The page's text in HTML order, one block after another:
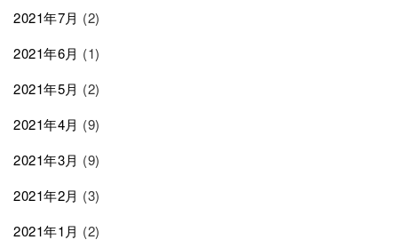
2021年7月 (2)
2021年6月 (1)
2021年5月 (2)
2021年4月 (9)
2021年3月 (9)
2021年2月 (3)
2021年1月 (2)